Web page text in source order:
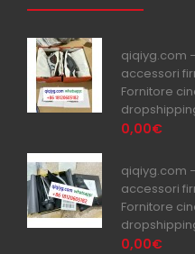
qiqiyg.com
accessori
Fornitore
0,00€
qiqiyg.com
accessori
Fornitore
0,00€